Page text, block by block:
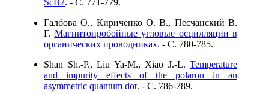
ScB2. - C. 771-779.
Галбова O., Кириченко O. В., Песчанский В.
Г. Магнитопробойные угловые осцилляции в
органических проводниках. - C. 780-785.
Shan Sh.-P., Liu Ya-M., Xiao J.-L. Temperature
and impurity effects of the polaron in an
asymmetric quantum dot. - C. 786-789.